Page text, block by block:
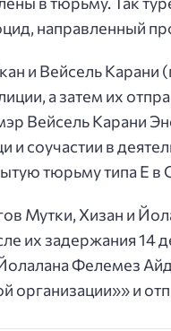
направленный
и Вейсель
а затем их
Вейсель Карани
и соучастии в
тюрьму типа E в
Мутки, Хизан и
их задержания
Фелемез
организации»» и